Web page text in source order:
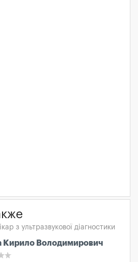
з ультразвукової діагностики
Кирило Володимирович